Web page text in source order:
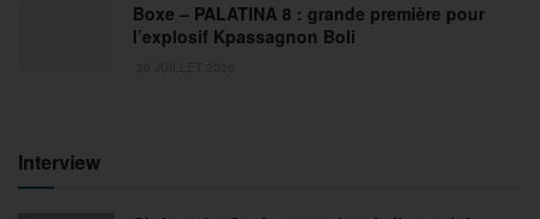
Boxe – PALATINA 8 : grande première pour
l’explosif Kpassagnon Boli
Interview